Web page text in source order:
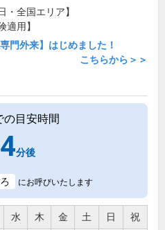
・全国エリア】
適用】
門外来】はじめました！
こちらから＞＞
の目安時間
分後
にお呼びいたします
水 木 金 土 日 祝